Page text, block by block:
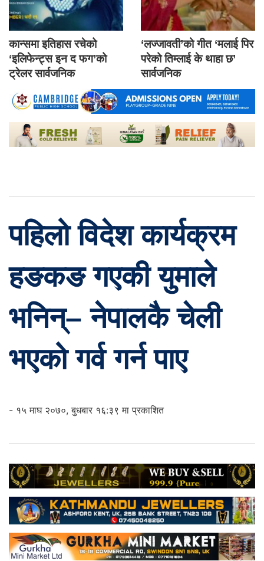
कान्समा इतिहास रचेको
‘इलिफेन्ट्स इन द फग’को
ट्रेलर सार्वजनिक
‘लज्जावती’को गीत ‘मलाई पिर
परेको तिम्लाई के थाहा छ’
सार्वजनिक
पहिलो विदेश कार्यक्रम
हङकङ गएकी युमाले
भनिन्– नेपालकै चेली
भएको गर्व गर्न पाए
- १५ माघ २०७०, बुधबार १६:३९ मा प्रकाशित